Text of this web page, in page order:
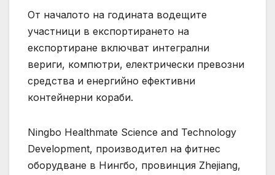
От началото на годината водещите
участници в експортирането на
експортиране включват интегрални
вериги, компютри, електрически превозни
средства и енергийно ефективни
контейнерни кораби.
Ningbo Healthmate Science and Technology
Development, производител на фитнес
оборудване в Нингбо, провинция Zhejiang,